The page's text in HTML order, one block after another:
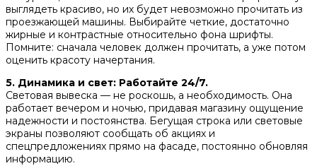
выглядеть красиво, но их будет невозможно прочитать из
проезжающей машины. Выбирайте четкие, достаточно
жирные и контрастные относительно фона шрифты.
Помните: сначала человек должен прочитать, а уже потом
оценить красоту начертания.
5. Динамика и свет: Работайте 24/7.
Световая вывеска — не роскошь, а необходимость. Она
работает вечером и ночью, придавая магазину ощущение
надежности и постоянства. Бегущая строка или световые
экраны позволяют сообщать об акциях и
спецпредложениях прямо на фасаде, постоянно обновляя
информацию.